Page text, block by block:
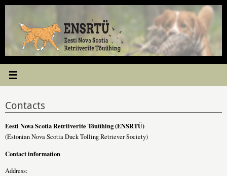
Skip
Contacts
Eesti Nova Scotia Retriiverite Tõuühing (ENSRTÜ)
(Estonian Nova Scotia Duck Tolling Retriever Society)
Contact information
Address: